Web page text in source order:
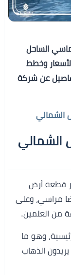
الساحل
وخطط
عن شركة
الشمالي
الشمالي
قطعة أرض
مراسي، وعلى
وهو ما
الذهاب